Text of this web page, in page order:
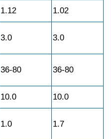
1.12 1.02
3.0 3.0
36-80 36-80
10.0 10.0
1.0 1.7